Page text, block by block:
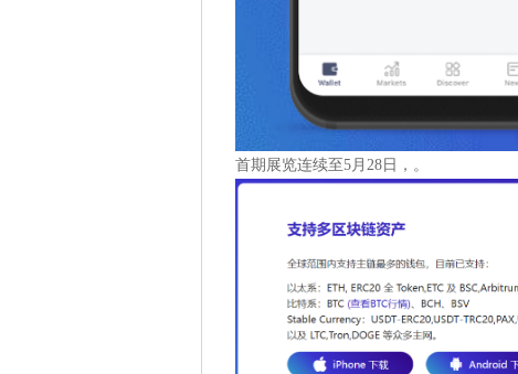
首期展览连续至5月28日，。